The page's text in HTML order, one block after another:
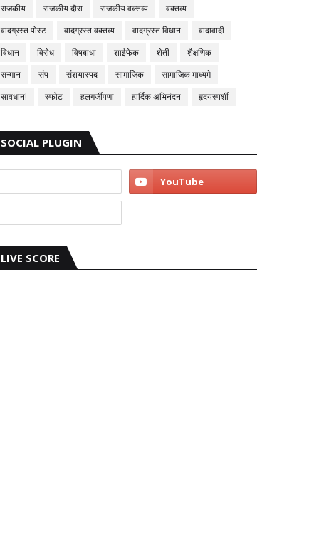
राजकीय
राजकीय दौरा राजकीय वक्तव्य
वक्तव्य
वादग्रस्त पोस्ट
वादग्रस्त वक्तव्य वादग्रस्त विधान
वादावादी
विधान
विरोध विषबाधा शाईफेक शेती
शैक्षणिक
सन्मान
संप संशयास्पद सामाजिक
सामाजिक माध्यमे
सावधान!
स्फोट हलगर्जीपणा हार्दिक अभिनंदन हृदयस्पर्शी
SOCIAL PLUGIN
LIVE SCORE